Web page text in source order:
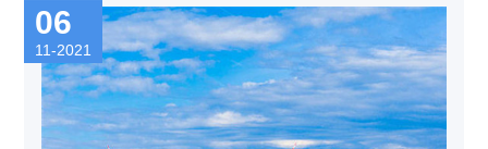
für Sie" Geburtstagsfeier-Aktivitäten, um den Geburtstag
der Mitarbeiter im November zu feiern, glückliche
Momente zu teilen!
06
11-2021